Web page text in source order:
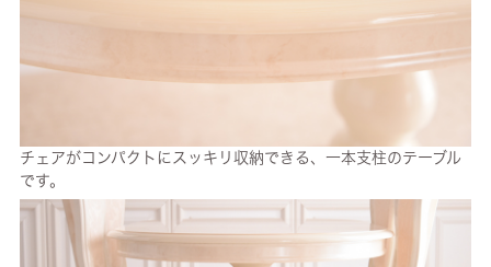
チェアがコンパクトにスッキリ収納できる、一本支柱のテーブル
です。